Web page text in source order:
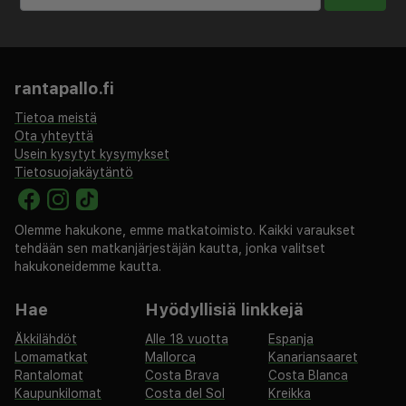
mi
Käytössäsi on express-sisäänkirjautuminen, express-
Käytössäsi on lentokenttäkuljetukset (saatavilla ympäri
vuorokauden). Jos saavut autolla, voit pysäköidä
helposti, sillä maksullinen omatoiminen pysäköinti
kuuluu myös palveluihin. Hyödynnä terassi, puutarha ja
ilmainen langaton internetyhteys. Tämän hotellin
palveluihin kuuluu concierge-palvelut ja hääpalvelut.
Hotelli tarjoaa asiakkailleen huonepalvelun
(rajoitettuina aikoina). Baarissa voit nauttia raikasta
juotavaa. Lisämaksullinen buffetaamiainen tarjoillaan
10.30.
Majoituspaikka veloittaa seuraavat paikan päällä
suoritettavat maksut. Maksuihin saattaa sisältyä
sovellettavat verot:
rantapallo.fi
Tietoa meistä
Ota yhteyttä
Usein kysytyt kysymykset
Tietosuojakäytäntö
Olemme hakukone, emme matkatoimisto. Kaikki varaukset
tehdään sen matkanjärjestäjän kautta, jonka valitset
hakukoneidemme kautta.
Hae
Äkkilähdöt
Lomamatkat
Rantalomat
Kaupunkilomat
Hyödyllisiä linkkejä
Alle 18 vuotta
Espanja
Mallorca
Kanariansaaret
Costa Brava
Costa Blanca
Costa del Sol
Kreikka